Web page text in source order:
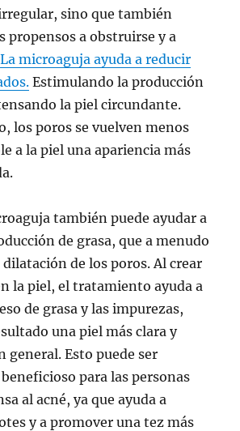
sino que también
propensos a obstruirse y a
La microaguja ayuda a reducir
Estimulando la producción
la piel circundante.
los poros se vuelven menos
a la piel una apariencia más
también puede ayudar a
de grasa, que a menudo
de los poros. Al crear
la piel, el tratamiento ayuda a
de grasa y las impurezas,
una piel más clara y
general. Esto puede ser
para las personas
al acné, ya que ayuda a
y a promover una tez más